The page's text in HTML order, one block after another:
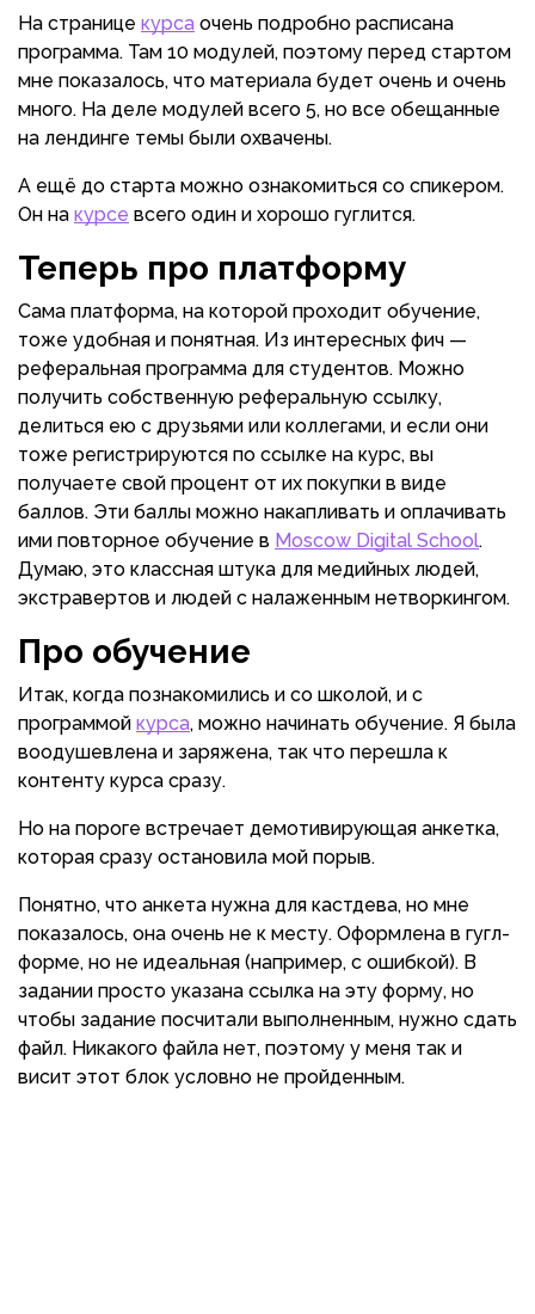
На странице курса очень подробно расписана
программа. Там 10 модулей, поэтому перед стартом
мне показалось, что материала будет очень и очень
много. На деле модулей всего 5, но все обещанные
на лендинге темы были охвачены.
А ещё до старта можно ознакомиться со спикером.
Он на курсе всего один и хорошо гуглится.
Теперь про платформу
Сама платформа, на которой проходит обучение,
тоже удобная и понятная. Из интересных фич —
реферальная программа для студентов. Можно
получить собственную реферальную ссылку,
делиться ею с друзьями или коллегами, и если они
тоже регистрируются по ссылке на курс, вы
получаете свой процент от их покупки в виде
баллов. Эти баллы можно накапливать и оплачивать
ими повторное обучение в Moscow Digital School.
Думаю, это классная штука для медийных людей,
экстравертов и людей с налаженным нетворкингом.
Про обучение
Итак, когда познакомились и со школой, и с
программой курса, можно начинать обучение. Я была
воодушевлена и заряжена, так что перешла к
контенту курса сразу.
Но на пороге встречает демотивирующая анкетка,
которая сразу остановила мой порыв.
Понятно, что анкета нужна для кастдева, но мне
показалось, она очень не к месту. Оформлена в гугл-
форме, но не идеальная (например, с ошибкой). В
задании просто указана ссылка на эту форму, но
чтобы задание посчитали выполненным, нужно сдать
файл. Никакого файла нет, поэтому у меня так и
висит этот блок условно не пройденным.